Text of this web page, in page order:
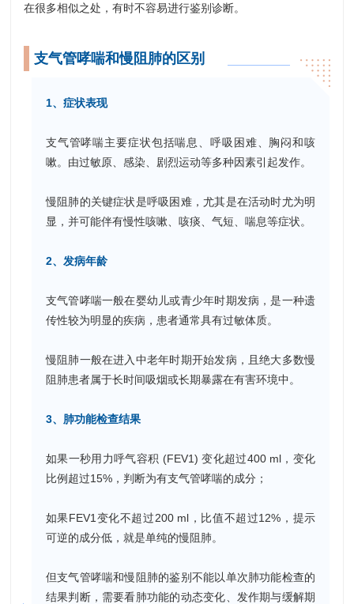
在很多相似之处，有时不容易进行鉴别诊断。
支气管哮喘和慢阻肺的区别
1、症状表现
支气管哮喘主要症状包括喘息、呼吸困难、胸闷和咳
嗽。由过敏原、感染、剧烈运动等多种因素引起发作。
慢阻肺的关键症状是呼吸困难，尤其是在活动时尤为明
显，并可能伴有慢性咳嗽、咳痰、气短、喘息等症状。
2、发病年龄
支气管哮喘一般在婴幼儿或青少年时期发病，是一种遗
传性较为明显的疾病，患者通常具有过敏体质。
慢阻肺一般在进入中老年时期开始发病，且绝大多数慢
阻肺患者属于长时间吸烟或长期暴露在有害环境中。
3、肺功能检查结果
如果一秒用力呼气容积 (FEV1) 变化超过400 ml，变化
比例超过15%，判断为有支气管哮喘的成分；
如果FEV1变化不超过200 ml，比值不超过12%，提示
可逆的成分低，就是单纯的慢阻肺。
但支气管哮喘和慢阻肺的鉴别不能以单次肺功能检查的
结果判断，需要看肺功能的动态变化、发作期与缓解期